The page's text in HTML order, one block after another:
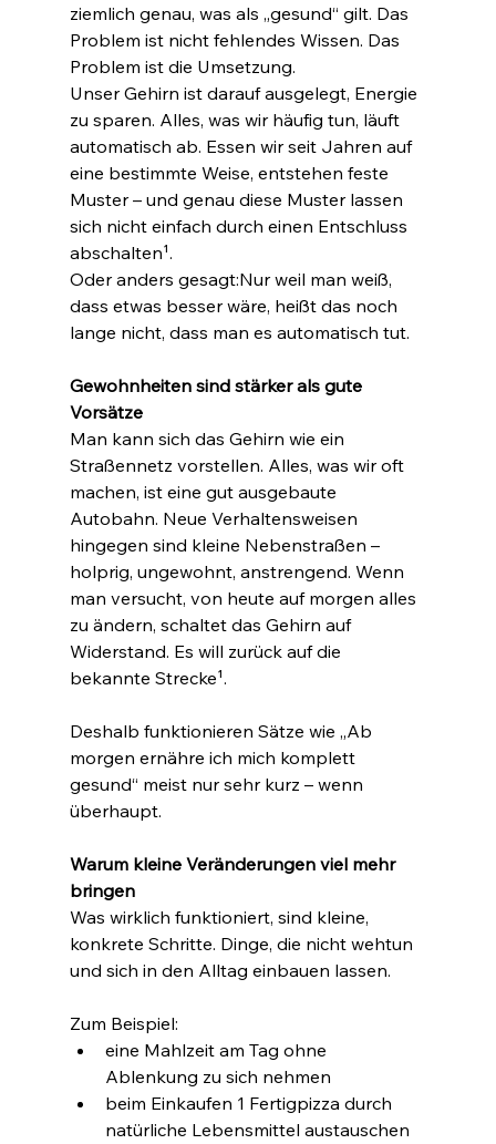
ziemlich genau, was als „gesund“ gilt. Das
Problem ist nicht fehlendes Wissen. Das
Problem ist die Umsetzung.
Unser Gehirn ist darauf ausgelegt, Energie
zu sparen. Alles, was wir häufig tun, läuft
automatisch ab. Essen wir seit Jahren auf
eine bestimmte Weise, entstehen feste
Muster – und genau diese Muster lassen
sich nicht einfach durch einen Entschluss
abschalten¹.
Oder anders gesagt:Nur weil man weiß,
dass etwas besser wäre, heißt das noch
lange nicht, dass man es automatisch tut.
Gewohnheiten sind stärker als gute
Vorsätze
Man kann sich das Gehirn wie ein
Straßennetz vorstellen. Alles, was wir oft
machen, ist eine gut ausgebaute
Autobahn. Neue Verhaltensweisen
hingegen sind kleine Nebenstraßen –
holprig, ungewohnt, anstrengend. Wenn
man versucht, von heute auf morgen alles
zu ändern, schaltet das Gehirn auf
Widerstand. Es will zurück auf die
bekannte Strecke¹.
Deshalb funktionieren Sätze wie „Ab
morgen ernähre ich mich komplett
gesund“ meist nur sehr kurz – wenn
überhaupt.
Warum kleine Veränderungen viel mehr
bringen
Was wirklich funktioniert, sind kleine,
konkrete Schritte. Dinge, die nicht wehtun
und sich in den Alltag einbauen lassen.
Zum Beispiel:
eine Mahlzeit am Tag ohne
Ablenkung zu sich nehmen
beim Einkaufen 1 Fertigpizza durch
natürliche Lebensmittel austauschen